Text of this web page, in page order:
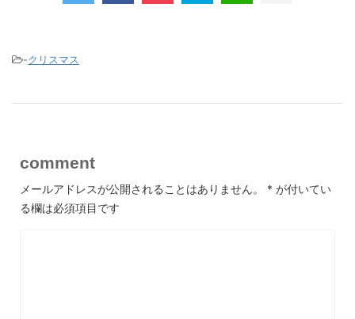
-クリスマス
comment
メールアドレスが公開されることはありません。 * が付いてい
る欄は必須項目です